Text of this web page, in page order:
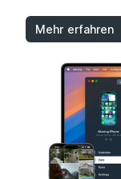
Mehr erfahren